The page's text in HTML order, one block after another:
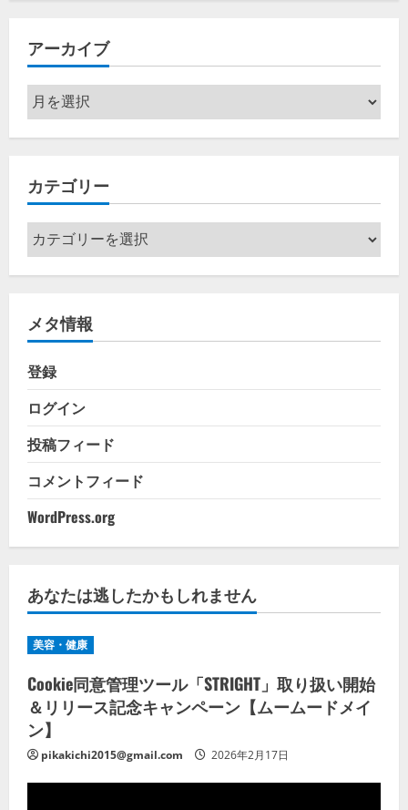
アーカイブ
ア
ー
カ
ブ
カテゴリー
カ
テ
ゴ
ー
メタ情報
登録
ログイン
投稿フィード
コメントフィード
WordPress.org
あなたは逃したかもしれません
美容・健康
Cookie同意管理ツール「STRIGHT」取り扱い開始
＆リリース記念キャンペーン【ムームードメイ
ン】
pikakichi2015@gmail.com 2026年2月17日